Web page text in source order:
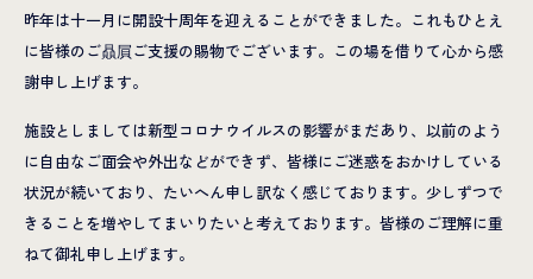
昨年は十一月に開設十周年を迎えることができました。これもひとえ
に皆様のご贔屓ご支援の賜物でございます。この場を借りて心から感
謝申し上げます。
施設としましては新型コロナウイルスの影響がまだあり、以前のよう
に自由なご面会や外出などができず、皆様にご迷惑をおかけしている
状況が続いており、たいへん申し訳なく感じております。少しずつで
きることを増やしてまいりたいと考えております。皆様のご理解に重
ねて御礼申し上げます。